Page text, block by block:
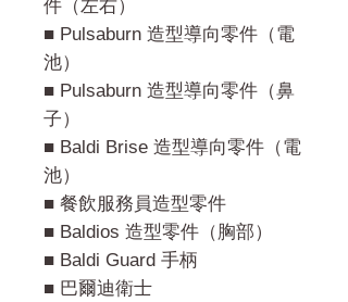
件（左右）
■ Pulsaburn 造型導向零件（電
池）
■ Pulsaburn 造型導向零件（鼻
子）
■ Baldi Brise 造型導向零件（電
池）
■ 餐飲服務員造型零件
■ Baldios 造型零件（胸部）
■ Baldi Guard 手柄
■ 巴爾迪衛士